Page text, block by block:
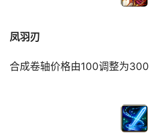
凤羽刃
合成卷轴价格由100调整为300